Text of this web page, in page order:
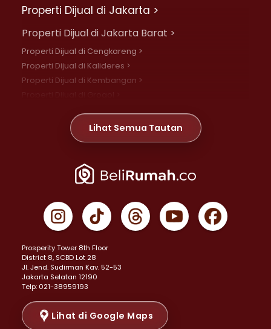
Properti Dijual di Jakarta >
Properti Dijual di Jakarta Barat >
Properti Dijual di Cengkareng >
Properti Dijual di Kalideres >
Properti Dijual di Kembangan >
Properti Dijual di Meruya >
Properti Dijual di Jelambar >
Properti Dijual di Jakarta Pusat >
Properti Dijual di Gambir >
Properti Dijual di Johar Baru >
Properti Dijual di Menteng >
Properti Dijual di Senen >
Properti Dijual di Tanah Abang >
Properti Dijual di Cikini >
Properti Dijual di Kramat >
Properti Dijual di Pasar Baru >
Lihat Semua Tautan
Prosperity Tower 8th Floor
District 8, SCBD Lot 28
JI. Jend. Sudirman Kav. 52-53
Jakarta Selatan 12190
Telp: 021-38959193
Lihat di Google Maps